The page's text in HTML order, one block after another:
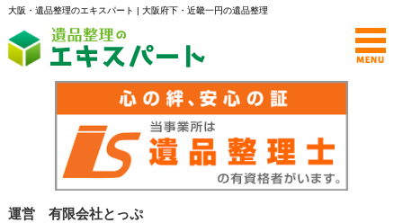
大阪・遺品整理のエキスパート | 大阪府下・近畿一円の遺品整理
運営 有限会社とっぷ